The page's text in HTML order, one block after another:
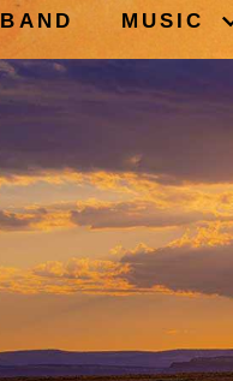
BAND MUSIC